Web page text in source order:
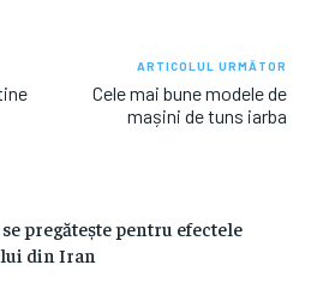
ARTICOLUL URMĂTOR
Cele mai bune modele de
mașini de tuns iarba
pregătește pentru efectele
din Iran